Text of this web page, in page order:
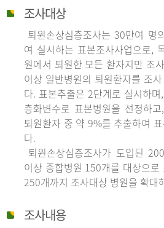
조사대상
퇴원손상심층조사는 30만여 명
여 실시하는 표본조사사업으로,
원에서 퇴원한 모든 환자지만 조
이상 일반병원의 퇴원환자를 조
다. 표본추출은 2단계로 실시하
층화변수로 표본병원을 선정하
퇴원환자 중 약 9%를 추출하여
다.
퇴원손상심층조사가 도입된
이상 종합병원 150개를 대상으로
250개까지 조사대상 병원을 확대
조사내용